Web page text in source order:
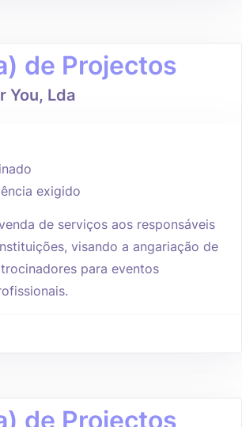
de Projectos
You, Lda
exigido
de serviços aos responsáveis
visando a angariação de
para eventos
de Projectos